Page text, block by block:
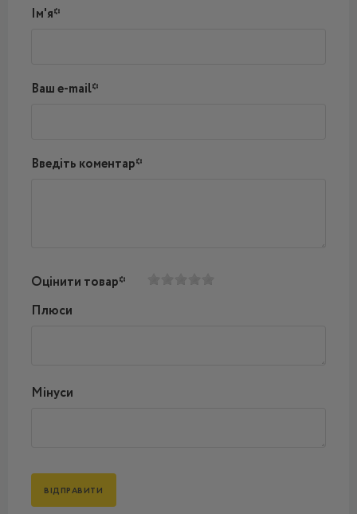
Ім'я*
Ваш e-mail*
Введіть коментар*
Оцінити товар*
Плюси
Мінуси